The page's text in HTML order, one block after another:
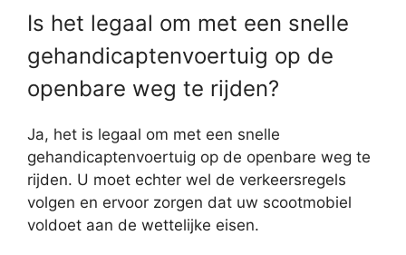
Is het legaal om met een snelle
gehandicaptenvoertuig op de
openbare weg te rijden?
Ja, het is legaal om met een snelle
gehandicaptenvoertuig op de openbare weg te
rijden. U moet echter wel de verkeersregels
volgen en ervoor zorgen dat uw scootmobiel
voldoet aan de wettelijke eisen.